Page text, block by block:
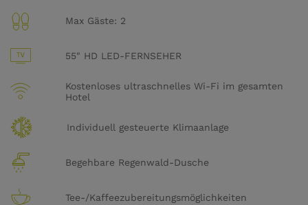
Max Gäste: 2
55" HD LED-FERNSEHER
Kostenloses ultraschnelles Wi-Fi im gesamten
Hotel
Individuell gesteuerte Klimaanlage
Begehbare Regenwald-Dusche
Tee-/Kaffeezubereitungsmöglichkeiten